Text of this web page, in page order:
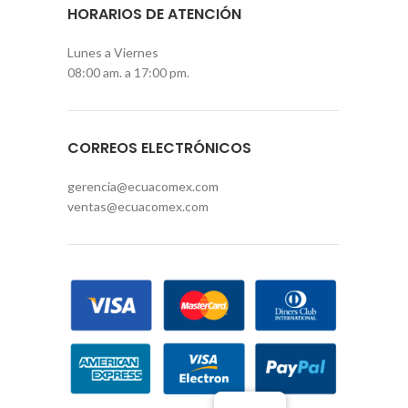
HORARIOS DE ATENCIÓN
Lunes a Viernes
08:00 am. a 17:00 pm.
CORREOS ELECTRÓNICOS
gerencia@ecuacomex.com
ventas@ecuacomex.com